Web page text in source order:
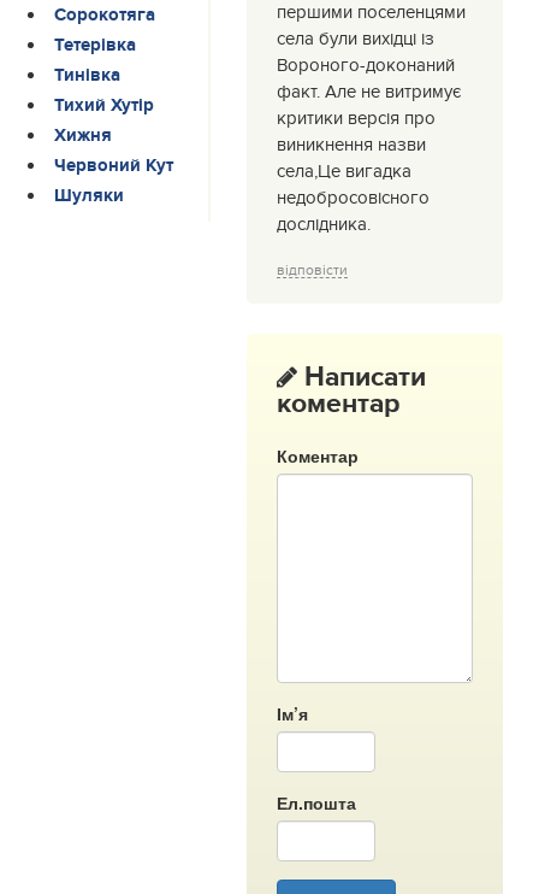
Сорокотяга
Тетерівка
Тинівка
Тихий Хутір
Хижня
Червоний Кут
Шуляки
першими поселенцями
села були вихідці із
Вороного-доконаний
факт. Але не витримує
критики версія про
виникнення назви
села,Це вигадка
недобросовісного
дослідника.
відповісти
Написати
коментар
Коментар
Ім’я
Ел.пошта